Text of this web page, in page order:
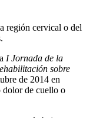
región cervical o del
I Jornada de la
sobre
de 2014 en
dolor de cuello o